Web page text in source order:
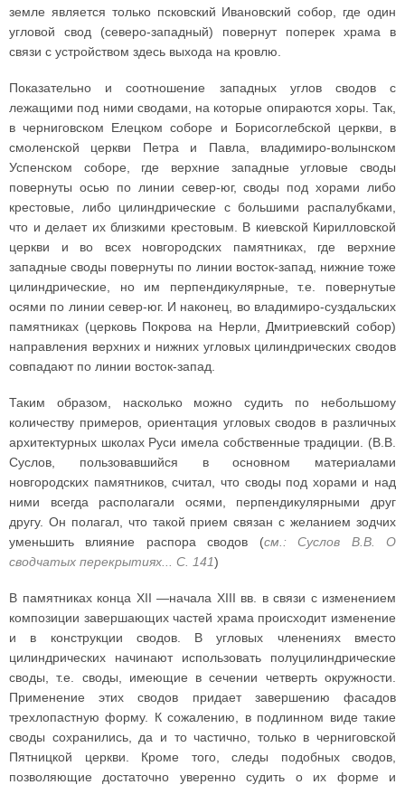
земле является только псковский Ивановский собор, где один
угловой свод (северо-западный) повернут поперек храма в
связи с устройством здесь выхода на кровлю.
Показательно и соотношение западных углов сводов с
лежащими под ними сводами, на которые опираются хоры. Так,
в черниговском Елецком соборе и Борисоглебской церкви, в
смоленской церкви Петра и Павла, владимиро-волынском
Успенском соборе, где верхние западные угловые своды
повернуты осью по линии север-юг, своды под хорами либо
крестовые, либо цилиндрические с большими распалубками,
что и делает их близкими крестовым. В киевской Кирилловской
церкви и во всех новгородских памятниках, где верхние
западные своды повернуты по линии восток-запад, нижние тоже
цилиндрические, но им перпендикулярные, т.е. повернутые
осями по линии север-юг. И наконец, во владимиро-суздальских
памятниках (церковь Покрова на Нерли, Дмитриевский собор)
направления верхних и нижних угловых цилиндрических сводов
совпадают по линии восток-запад.
Таким образом, насколько можно судить по небольшому
количеству примеров, ориентация угловых сводов в различных
архитектурных школах Руси имела собственные традиции. (В.В.
Суслов, пользовавшийся в основном материалами
новгородских памятников, считал, что своды под хорами и над
ними всегда располагали осями, перпендикулярными друг
другу. Он полагал, что такой прием связан с желанием зодчих
уменьшить влияние распора сводов (см.: Суслов В.В. О
сводчатых перекрытиях... С. 141)
В памятниках конца XII —начала XIII вв. в связи с изменением
композиции завершающих частей храма происходит изменение
и в конструкции сводов. В угловых членениях вместо
цилиндрических начинают использовать полуцилиндрические
своды, т.е. своды, имеющие в сечении четверть окружности.
Применение этих сводов придает завершению фасадов
трехлопастную форму. К сожалению, в подлинном виде такие
своды сохранились, да и то частично, только в черниговской
Пятницкой церкви. Кроме того, следы подобных сводов,
позволяющие достаточно уверенно судить о их форме и